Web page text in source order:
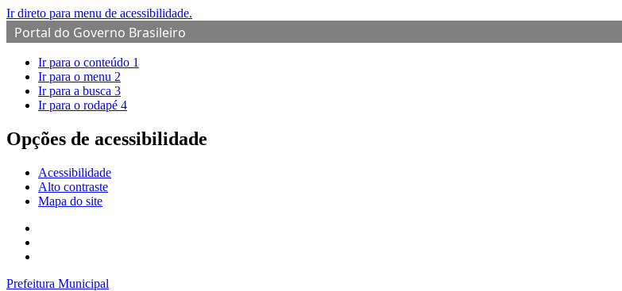
Ir direto para menu de acessibilidade.
Portal do Governo Brasileiro
Ir para o conteúdo 1
Ir para o menu 2
Ir para a busca 3
Ir para o rodapé 4
Opções de acessibilidade
Acessibilidade
Alto contraste
Mapa do site
Prefeitura Municipal